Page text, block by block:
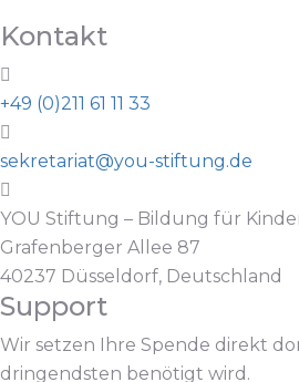
Kontakt
+49 (0)211 61 11 33
sekretariat@you-stiftung.de
YOU Stiftung – Bildung für
Grafenberger Allee 87
40237 Düsseldorf, Deutschland
Support
Wir setzen Ihre Spende direkt
dringendsten benötigt wird.